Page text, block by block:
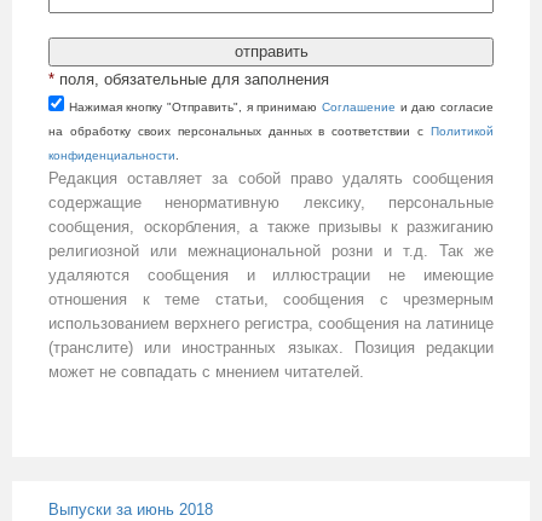
* поля, обязательные для заполнения
Нажимая кнопку "Отправить", я принимаю Cоглашение и даю согласие
на обработку своих персональных данных в соответствии с Политикой
конфиденциальности.
Редакция оставляет за собой право удалять сообщения
содержащие ненормативную лексику, персональные
сообщения, оскорбления, а также призывы к разжиганию
религиозной или межнациональной розни и т.д. Так же
удаляются сообщения и иллюстрации не имеющие
отношения к теме статьи, сообщения с чрезмерным
использованием верхнего регистра, сообщения на латинице
(транслите) или иностранных языках. Позиция редакции
может не совпадать с мнением читателей.
Выпуски за июнь 2018